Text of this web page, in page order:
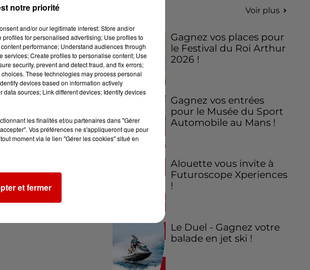
Voir plus
Gagnez vos places pour
le Festival du Roi Arthur
2026 !
Gagnez vos entrées
pour le Musée du Sport
Automobile au Mans !
Alouette vous invite à
Futuroscope Xperiences
!
Le Duel - Gagnez votre
balade en jet ski !
notre priorité
and/or our legitimate interest: Store and/or
for personalised advertising; Use profiles to
performance; Understand audiences through
services; Create profiles to personalise content; Use
security, prevent and detect fraud, and fix errors;
These technologies may process personal
devices based on information actively
sources; Link different devices; Identify devices
les finalités et/ou partenaires dans "Gérer
Vos préférences ne s'appliqueront que pour
moment via le lien "Gérer les cookies" situé en
et fermer